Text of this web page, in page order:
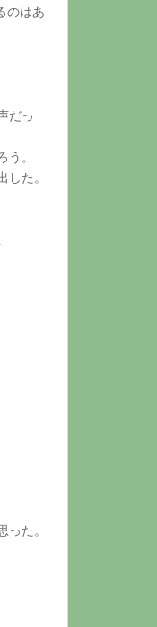
のはあ
だっ
う。
した。
った。